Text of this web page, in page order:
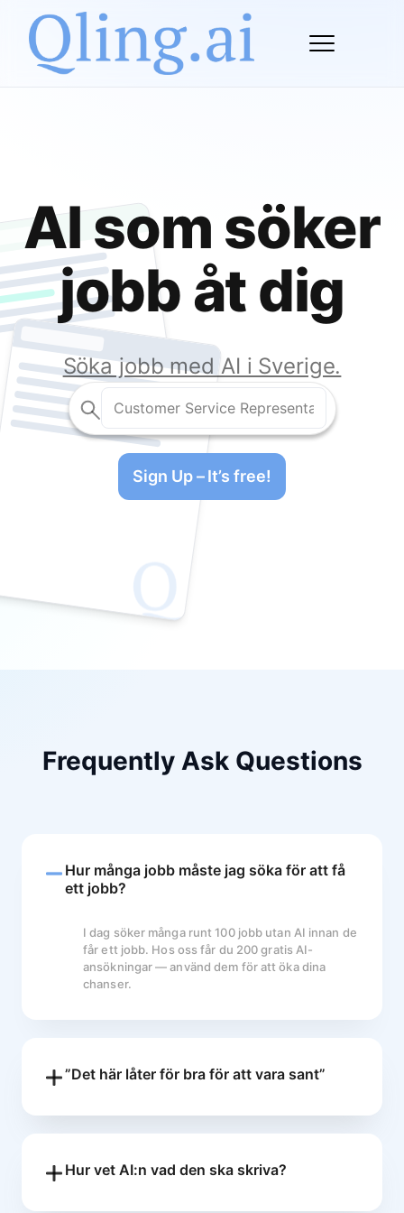
Technical
AI som söker
jobb åt dig
Söka jobb med AI i Sverige.
Sign Up – It’s free!
Frequently Ask Questions
Hur många jobb måste jag söka för att få
ett jobb?
I dag söker många runt 100 jobb utan AI innan de
får ett jobb. Hos oss får du 200 gratis AI-
ansökningar — använd dem för att öka dina
chanser.
”Det här låter för bra för att vara sant”
AI läser varje annons och anpassardinverkliga
erfarenhet till det arbetsgivaren söker. Det är
berättad. Ingen hake: vi säljer inte din data och
Hur vet AI:n vad den ska skriva?
framgångsrika ansökningar. Den analyserar språk